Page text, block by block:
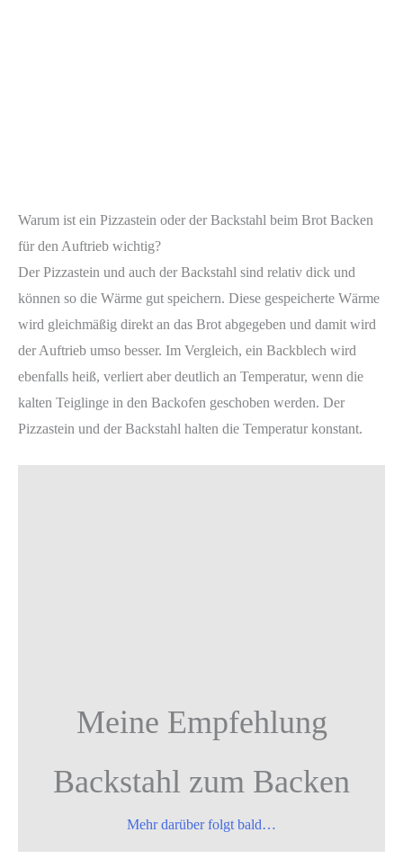
Warum ist ein Pizzastein oder der Backstahl beim Brot Backen
für den Auftrieb wichtig?
Der Pizzastein und auch der Backstahl sind relativ dick und
können so die Wärme gut speichern. Diese gespeicherte Wärme
wird gleichmäßig direkt an das Brot abgegeben und damit wird
der Auftrieb umso besser. Im Vergleich, ein Backblech wird
ebenfalls heiß, verliert aber deutlich an Temperatur, wenn die
kalten Teiglinge in den Backofen geschoben werden. Der
Pizzastein und der Backstahl halten die Temperatur konstant.
Meine Empfehlung
Backstahl zum Backen
Mehr darüber folgt bald…